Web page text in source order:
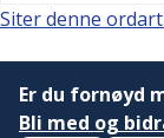
Siter denne
Er du fornøyd
Bli med og